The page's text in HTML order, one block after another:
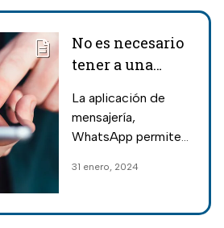
No es necesario
tener a una
agregada para
enviar mensaje
La aplicación de
mensajería,
WhatsApp permite
tener al receptor en
31 enero, 2024